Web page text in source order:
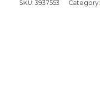
SKU:3937553 Category: